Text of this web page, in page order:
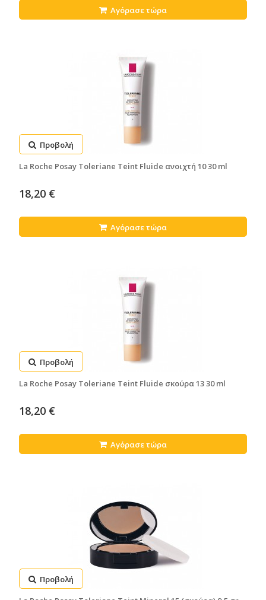
Αγόρασε τώρα
Προβολή
La Roche Posay Toleriane Teint Fluide ανοιχτή 10 30 ml
18,20 €
Αγόρασε τώρα
Προβολή
La Roche Posay Toleriane Teint Fluide σκούρα 13 30 ml
18,20 €
Αγόρασε τώρα
Προβολή